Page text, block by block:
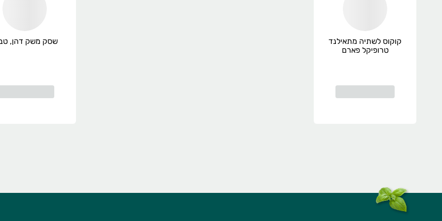
קוקוס לשתיה מתאילנד
טרופיקל פארם
שסק משק דהן,